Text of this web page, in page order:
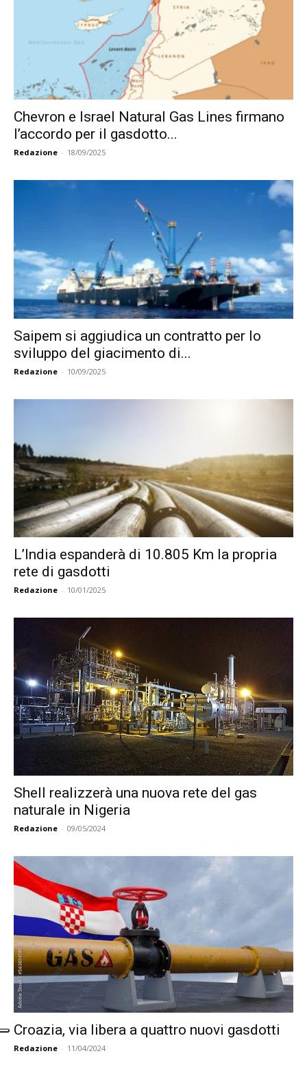
Chevron e Israel Natural Gas Lines firmano
l’accordo per il gasdotto...
Redazione - 18/09/2025
Saipem si aggiudica un contratto per lo
sviluppo del giacimento di...
Redazione - 10/09/2025
L’India espanderà di 10.805 Km la propria
rete di gasdotti
Redazione - 10/01/2025
Shell realizzerà una nuova rete del gas
naturale in Nigeria
Redazione - 09/05/2024
Croazia, via libera a quattro nuovi gasdotti
Redazione - 11/04/2024